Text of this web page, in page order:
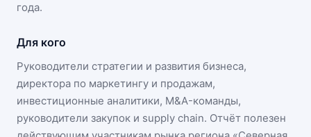
года.
Для кого
Руководители стратегии и развития бизнеса,
директора по маркетингу и продажам,
инвестиционные аналитики, M&A-команды,
руководители закупок и supply chain. Отчёт полезен